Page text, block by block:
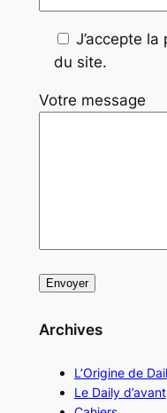
J’accepte
du site.
Votre message
Archives
L’Origine de
Le Daily d’avant